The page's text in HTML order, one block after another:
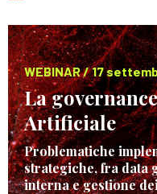
WEBINAR / 17
La
Artificiale
Problematiche
strategiche, fra data
interna e gestione